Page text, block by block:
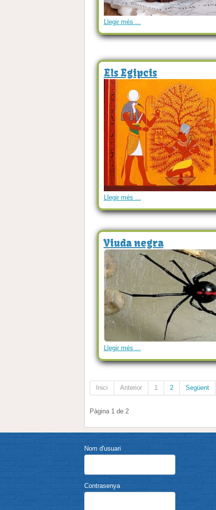
Llegir més ...
Els Egipcis
Llegir més ...
Viuda negra
Llegir més ...
Inici Anterior 1 2 Següent
Pàgina 1 de 2
Nom d'usuari
Contrasenya